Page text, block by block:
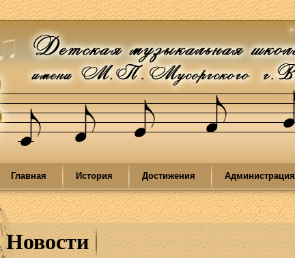
Главная История Достижения Администрация
Новости